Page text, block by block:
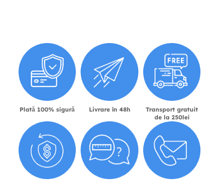
Plată 100% sigură Livrare în 48h
Transport gratuit
de la 250lei